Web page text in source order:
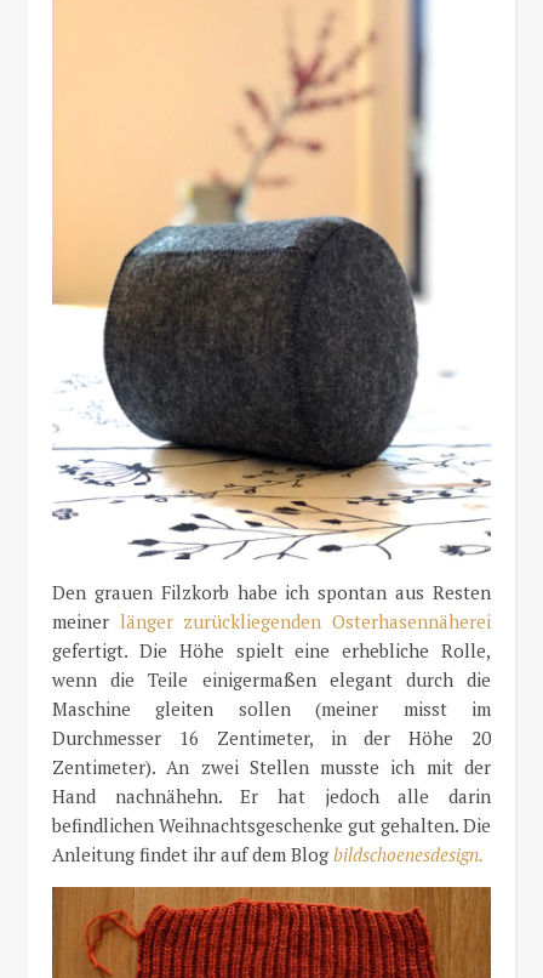
Den grauen Filzkorb habe ich spontan aus Resten
meiner länger zurückliegenden Osterhasennäherei
gefertigt. Die Höhe spielt eine erhebliche Rolle,
wenn die Teile einigermaßen elegant durch die
Maschine gleiten sollen (meiner misst im
Durchmesser 16 Zentimeter, in der Höhe 20
Zentimeter). An zwei Stellen musste ich mit der
Hand nachnähehn. Er hat jedoch alle darin
befindlichen Weihnachtsgeschenke gut gehalten. Die
Anleitung findet ihr auf dem Blog bildschoenesdesign.